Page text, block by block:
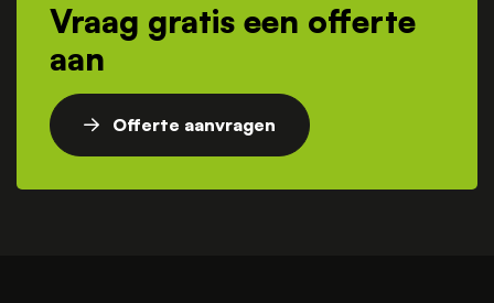
Vraag gratis een offerte
aan
Offerte aanvragen